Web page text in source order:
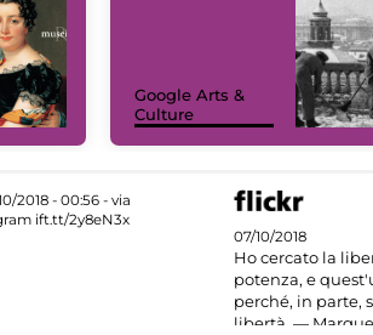
Google Arts &
Culture
07/10/2018
Ho cercato la
potenza, e
perché, in parte,
libertà. —